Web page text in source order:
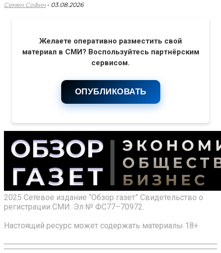
Семен Софин - 03.08.2026
Желаете оперативно разместить свой
материал в СМИ? Воспользуйтесь партнёрским
сервисом.
ОПУБЛИКОВАТЬ
2025 Сетевое издание “Обзор газет” Свидетельство о
регистрации СМИ: Эл № ФС77–70972.
Настоящий ресурс может содержать материалы 18+